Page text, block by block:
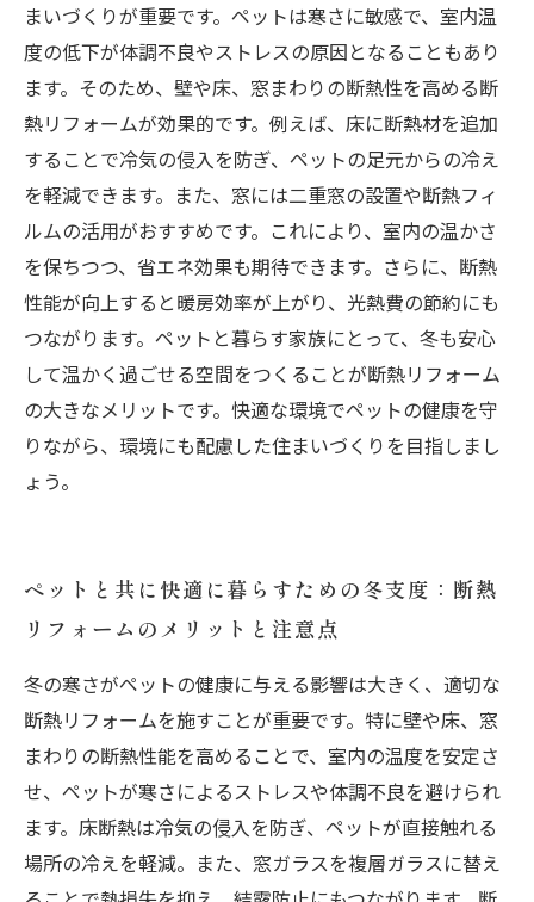
まいづくりが重要です。ペットは寒さに敏感で、室内温
度の低下が体調不良やストレスの原因となることもあり
ます。そのため、壁や床、窓まわりの断熱性を高める断
熱リフォームが効果的です。例えば、床に断熱材を追加
することで冷気の侵入を防ぎ、ペットの足元からの冷え
を軽減できます。また、窓には二重窓の設置や断熱フィ
ルムの活用がおすすめです。これにより、室内の温かさ
を保ちつつ、省エネ効果も期待できます。さらに、断熱
性能が向上すると暖房効率が上がり、光熱費の節約にも
つながります。ペットと暮らす家族にとって、冬も安心
して温かく過ごせる空間をつくることが断熱リフォーム
の大きなメリットです。快適な環境でペットの健康を守
りながら、環境にも配慮した住まいづくりを目指しまし
ょう。
ペットと共に快適に暮らすための冬支度：断熱
リフォームのメリットと注意点
冬の寒さがペットの健康に与える影響は大きく、適切な
断熱リフォームを施すことが重要です。特に壁や床、窓
まわりの断熱性能を高めることで、室内の温度を安定さ
せ、ペットが寒さによるストレスや体調不良を避けられ
ます。床断熱は冷気の侵入を防ぎ、ペットが直接触れる
場所の冷えを軽減。また、窓ガラスを複層ガラスに替え